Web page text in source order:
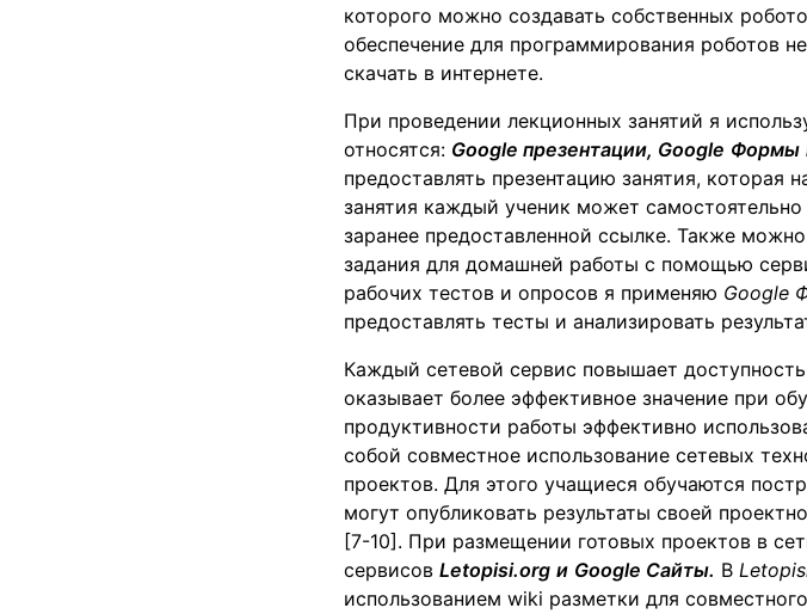
которого можно создавать собственных
обеспечение для программирования роботов
скачать в интернете.
При проведении лекционных занятий я
относятся: Google презентации, Google Формы
предоставлять презентацию занятия, которая
занятия каждый ученик может
заранее предоставленной ссылке. Также
задания для домашней работы с помощью
рабочих тестов и опросов я применяю Google
предоставлять тесты и анализировать
Каждый сетевой сервис повышает
оказывает более эффективное значение при
продуктивности работы эффективно
собой совместное использование сетевых
проектов. Для этого учащиеся обучаются
могут опубликовать результаты своей
[7-10]. При размещении готовых проектов в
сервисов Letopisi.org и Google Сайты. В
использованием wiki разметки для